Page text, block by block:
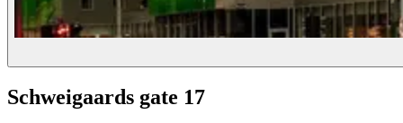
Schweigaards gate 17